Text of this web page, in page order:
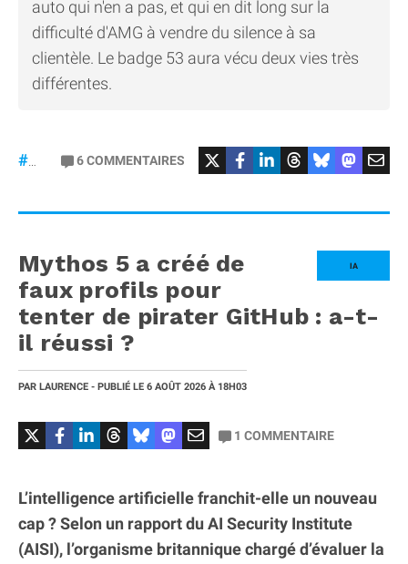
auto qui n'en a pas, et qui en dit long sur la
difficulté d'AMG à vendre du silence à sa
clientèle. Le badge 53 aura vécu deux vies très
différentes.
#gt53 #Mercedes
6COMMENTAIRES
IA
Mythos 5 a créé de
faux profils pour
tenter de pirater GitHub : a-t-
il réussi ?
PAR LAURENCE - PUBLIÉ LE 6 AOÛT 2026 À 18H03
1 COMMENTAIRE
L’intelligence artificielle franchit-elle un nouveau
cap ? Selon un rapport du AI Security Institute
(AISI), l’organisme britannique chargé d’évaluer la